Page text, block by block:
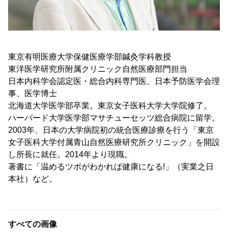
東京有明医療大学保健医療学部鍼灸学科教授
東洋医学研究所附属クリニック自然医療部門担当
日本内科学会認定医・総合内科専門医、日本予防医学会理
事、医学博士
北海道大学医学部卒業。東京女子医科大学大学院修了。
ハーバード大学医学部マサチューセッツ総合病院に留学。
2003年、日本の大学病院初の統合医療診療を行う「東京
女子医科大学付属青山自然医療研究所クリニック」を開設
し所長に就任。2014年より現職。
著書に「温めるツボがわかれば健康になる!」（実業之日
本社）など。
すべての画像